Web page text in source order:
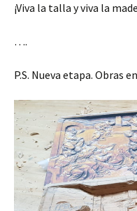
¡Viva la talla y viva la
….
P.S. Nueva etapa. Obras